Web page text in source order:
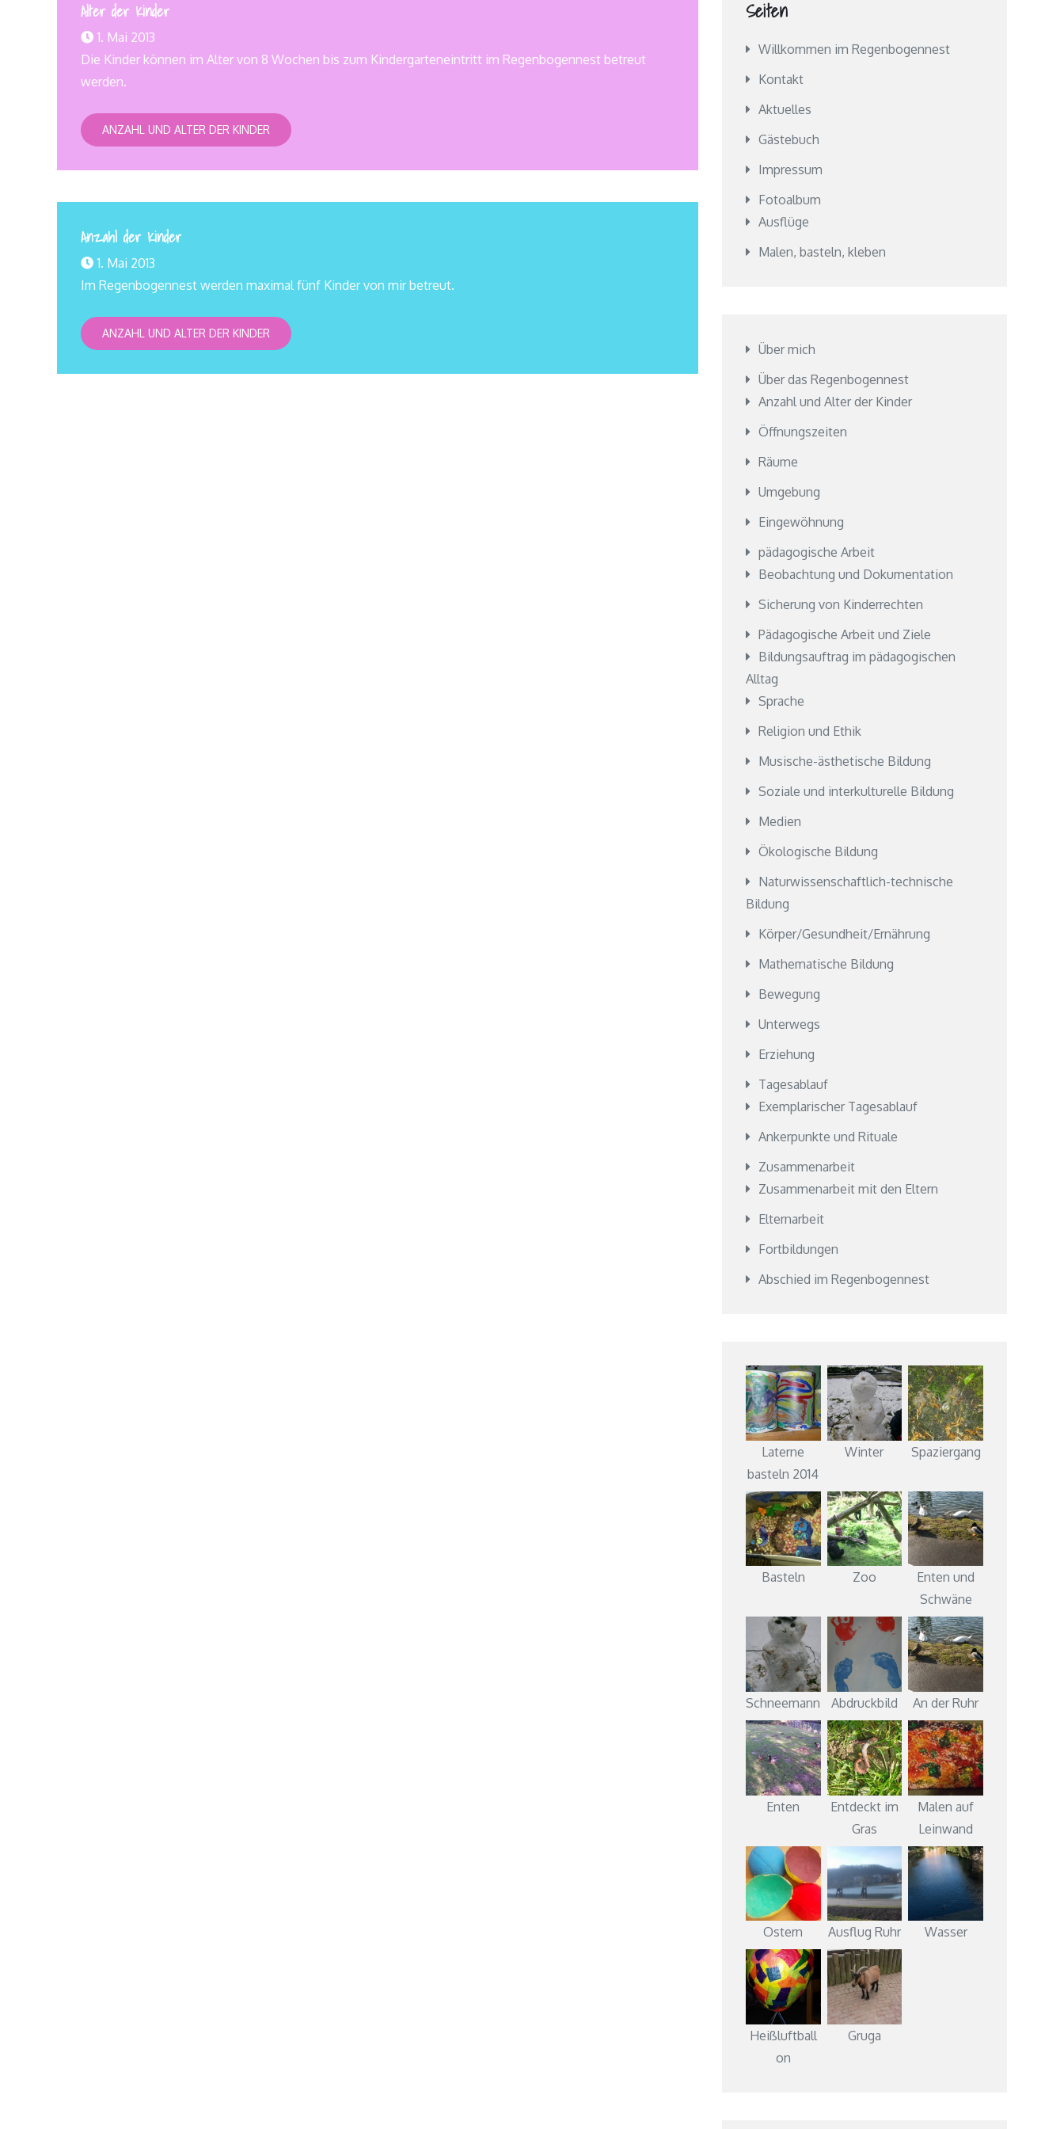
Alter der Kinder
1. Mai 2013
Die Kinder können im Alter von 8 Wochen bis zum Kindergarteneintritt im Regenbogennest betreut
werden.
ANZAHL UND ALTER DER KINDER
Anzahl der Kinder
1. Mai 2013
Im Regenbogennest werden maximal fünf Kinder von mir betreut.
ANZAHL UND ALTER DER KINDER
Seiten
Willkommen im Regenbogennest
Kontakt
Aktuelles
Gästebuch
Impressum
Fotoalbum
Ausflüge
Malen, basteln, kleben
Über mich
Über das Regenbogennest
Anzahl und Alter der Kinder
Öffnungszeiten
Räume
Umgebung
Eingewöhnung
pädagogische Arbeit
Beobachtung und Dokumentation
Sicherung von Kinderrechten
Pädagogische Arbeit und Ziele
Bildungsauftrag im pädagogischen
Alltag
Sprache
Religion und Ethik
Musische-ästhetische Bildung
Soziale und interkulturelle Bildung
Medien
Ökologische Bildung
Naturwissenschaftlich-technische
Bildung
Körper/Gesundheit/Ernährung
Mathematische Bildung
Bewegung
Unterwegs
Erziehung
Tagesablauf
Exemplarischer Tagesablauf
Ankerpunkte und Rituale
Zusammenarbeit
Zusammenarbeit mit den Eltern
Elternarbeit
Fortbildungen
Abschied im Regenbogennest
Laterne
basteln 2014
Winter Spaziergang
Basteln Zoo
Enten und
Schwäne
Schneemann Abdruckbild An der Ruhr
Enten
Entdeckt im
Gras
Malen auf
Leinwand
Ostern Ausflug Ruhr Wasser
Heißluftball
on
Gruga